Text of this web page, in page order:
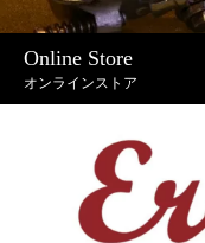
Online Store
オンラインストア